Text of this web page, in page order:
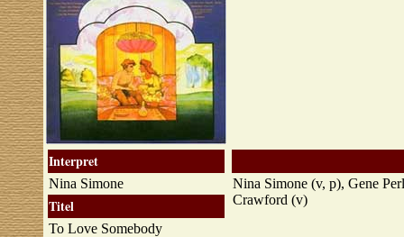
Interpret
Nina Simone
Titel
To Love Somebody
Nina Simone (v, p), Gene
Crawford (v)